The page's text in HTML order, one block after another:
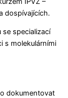
dospívajících.
se specializací
s molekulárními
dokumentovat